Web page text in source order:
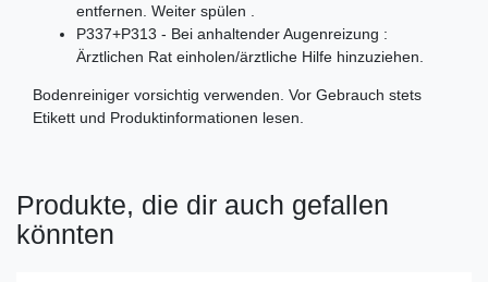
entfernen. Weiter spülen .
P337+P313 - Bei anhaltender Augenreizung :
Ärztlichen Rat einholen/ärztliche Hilfe hinzuziehen.
Bodenreiniger vorsichtig verwenden. Vor Gebrauch stets
Etikett und Produktinformationen lesen.
Produkte, die dir auch gefallen
könnten